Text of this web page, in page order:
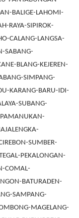
BALIGE-LAHOMI-
RAYA-SIPIROK-
CALANG-LANGSA-
SABANG-
BLANG-KEJEREN-
SIMPANG-
KARANG-BARU-IDI-
SUBANG-
SUMBER-
PEKALONGAN-
COMAL-
BATURADEN-
SAMPANG-
MAGELANG-